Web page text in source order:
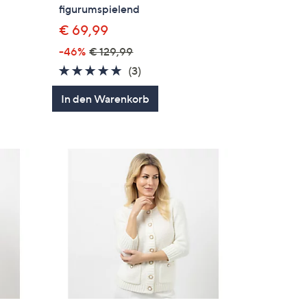
figurumspielend
€ 69,99
-46% € 129,99
5.0
von
5
(3)
Bewertungen
In den Warenkorb